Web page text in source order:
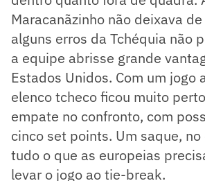
Maracanãzinho não deixava
alguns erros da Tchéquia não
a equipe abrisse grande
Estados Unidos. Com um jogo
elenco tcheco ficou muito
empate no confronto, com
cinco set points. Um saque,
tudo o que as europeias
levar o jogo ao tie-break.